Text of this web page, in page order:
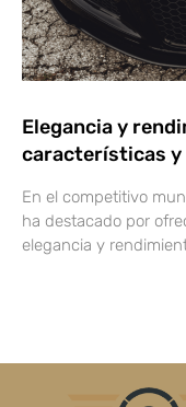
Elegancia y
características y
En el competitivo
ha destacado por
elegancia y